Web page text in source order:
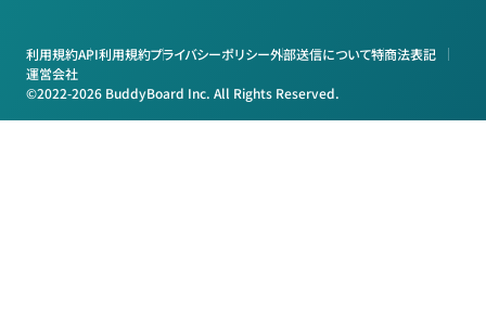
利用規約API利用規約プライバシーポリシー外部送信について特商法表記
運営会社
©2022-2026 BuddyBoard Inc. All Rights Reserved.